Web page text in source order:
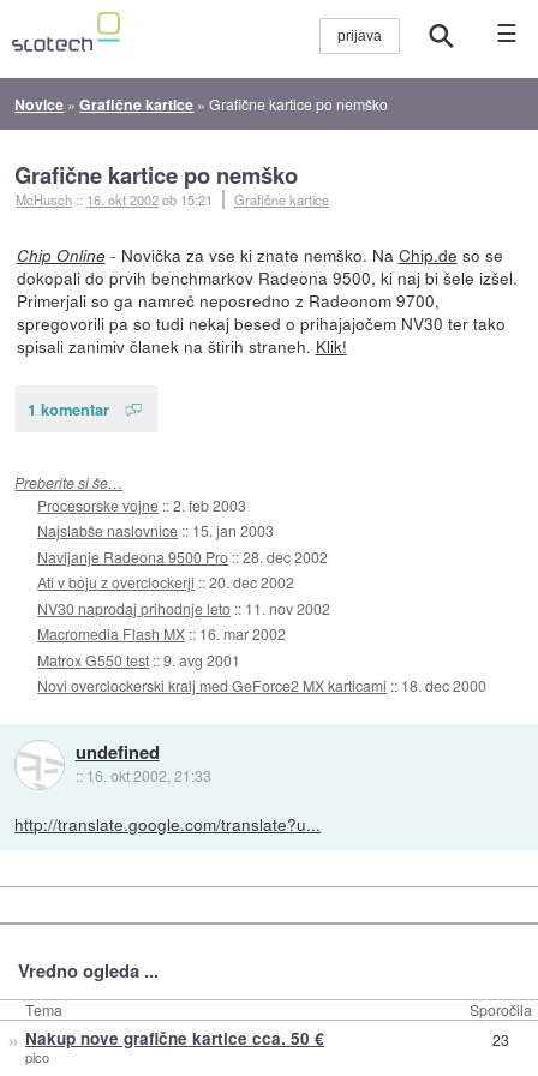
☰
Novice »Grafične kartice »Grafične kartice po nemško
Grafične kartice po nemško
McHusch :: 16. okt 2002ob 15:21 Grafične kartice
Chip Online- Novička za vse ki znate nemško. Na Chip.de so se
dokopali do prvih benchmarkov Radeona 9500, ki naj bi šele izšel.
Primerjali so ga namreč neposredno z Radeonom 9700,
spregovorili pa so tudi nekaj besed o prihajajočem NV30 ter tako
spisali zanimiv članek na štirih straneh. Klik!
1 komentar
Preberite si še…
Procesorske vojne ::2. feb 2003
Najslabše naslovnice :: 15. jan 2003
Navijanje Radeona 9500 Pro ::28. dec 2002
Ati v boju z overclockerji ::20. dec 2002
NV30 naprodaj prihodnje leto :: 11. nov 2002
Macromedia Flash MX :: 16. mar 2002
Matrox G550 test ::9. avg 2001
Novi overclockerski kralj med GeForce2 MX karticami :: 18. dec 2000
undefined
:: 16. okt 2002, 21:33
http://translate.google.com/translate?u...
Vredno ogleda ...
Tema Sporočila
» Nakup nove grafične kartice cca. 50 €
pico
23